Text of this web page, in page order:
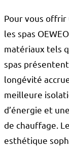
Pour vous offrir
les spas
matériaux tels
spas
longévité
meilleure
d’énergie et
de chauffage.
esthétique